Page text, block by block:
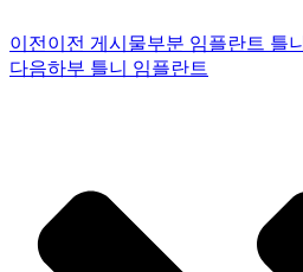
이전 이전 게시물부분 임플란트 틀니
다음하부 틀니 임플란트